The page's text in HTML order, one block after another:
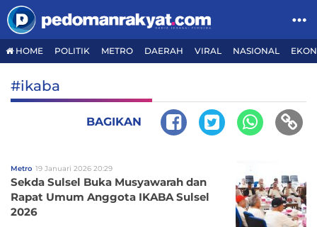
HOME POLITIK METRO DAERAH VIRAL NASIONAL
#ikaba
BAGIKAN
Metro 19 Januari 2026 20:29
Sekda Sulsel Buka Musyawarah dan
Rapat Umum Anggota IKABA Sulsel
2026